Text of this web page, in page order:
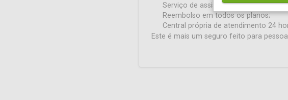
Serviço de assistência em viagem;
Reembolso em todos os planos;
Central própria de atendimento 24
Este é mais um seguro feito para